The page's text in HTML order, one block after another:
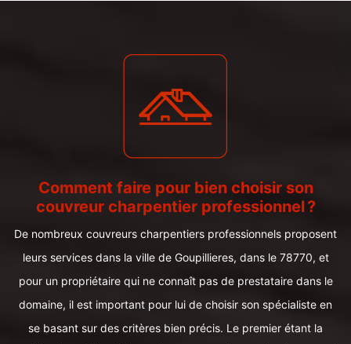
Comment faire pour bien choisir son
couvreur charpentier professionnel ?
De nombreux couvreurs charpentiers professionnels proposent
leurs services dans la ville de Goupillieres, dans le 78770, et
pour un propriétaire qui ne connaît pas de prestataire dans le
domaine, il est important pour lui de choisir son spécialiste en
se basant sur des critères bien précis. Le premier étant la